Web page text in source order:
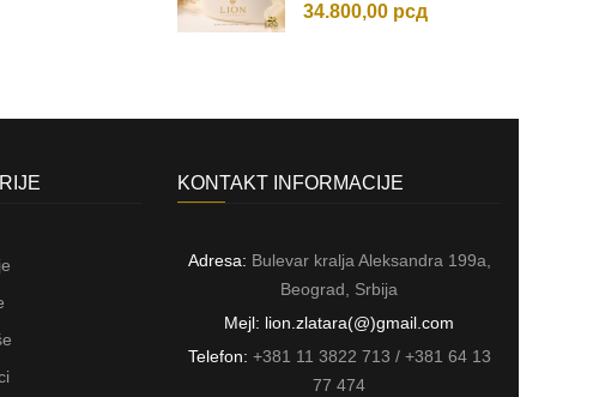
34.800,00 рсд
KONTAKT INFORMACIJE
Adresa: Bulevar kralja Aleksandra 199a,
Beograd, Srbija
Mejl: lion.zlatara(@)gmail.com
Telefon: +381 11 3822 713 / +381 64 13
77 474